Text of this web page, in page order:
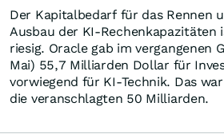
Der Kapitalbedarf für das Rennen
Ausbau der KI-Rechenkapazitäten
riesig. Oracle gab im vergangenen
Mai) 55,7 Milliarden Dollar für
vorwiegend für KI-Technik. Das
die veranschlagten 50 Milliarden.